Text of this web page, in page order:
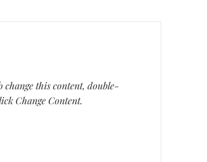
change this content, double-
Change Content.